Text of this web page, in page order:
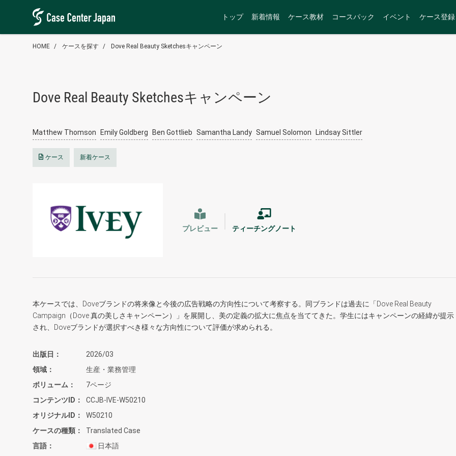
トップ 新着情報 ケース教材 コースパック イベント ケース登録
HOME ケースを探す Dove Real Beauty Sketchesキャンペーン
Dove Real Beauty Sketchesキャンペーン
Matthew Thomson Emily Goldberg Ben Gottlieb Samantha Landy Samuel Solomon Lindsay Sittler
ケース 新着ケース
プレビュー ティーチングノート
本ケースでは、Doveブランドの将来像と今後の広告戦略の方向性について考察する。同ブランドは過去に「Dove Real Beauty
Campaign（Dove 真の美しさキャンペーン）」を展開し、美の定義の拡大に焦点を当ててきた。学生にはキャンペーンの経緯が提示
され、Doveブランドが選択すべき様々な方向性について評価が求められる。
出版日
2026/03
領域
生産・業務管理
ボリューム
7ページ
コンテンツID
CCJB-IVE-W50210
オリジナルID
W50210
ケースの種類
Translated Case
言語
日本語